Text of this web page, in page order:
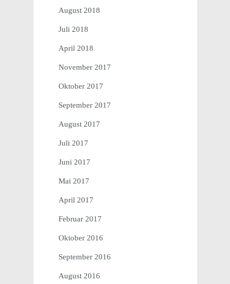
August 2018
Juli 2018
April 2018
November 2017
Oktober 2017
September 2017
August 2017
Juli 2017
Juni 2017
Mai 2017
April 2017
Februar 2017
Oktober 2016
September 2016
August 2016